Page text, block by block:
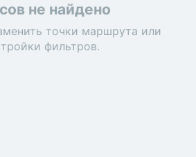
не найдено
точки маршрута или
фильтров.